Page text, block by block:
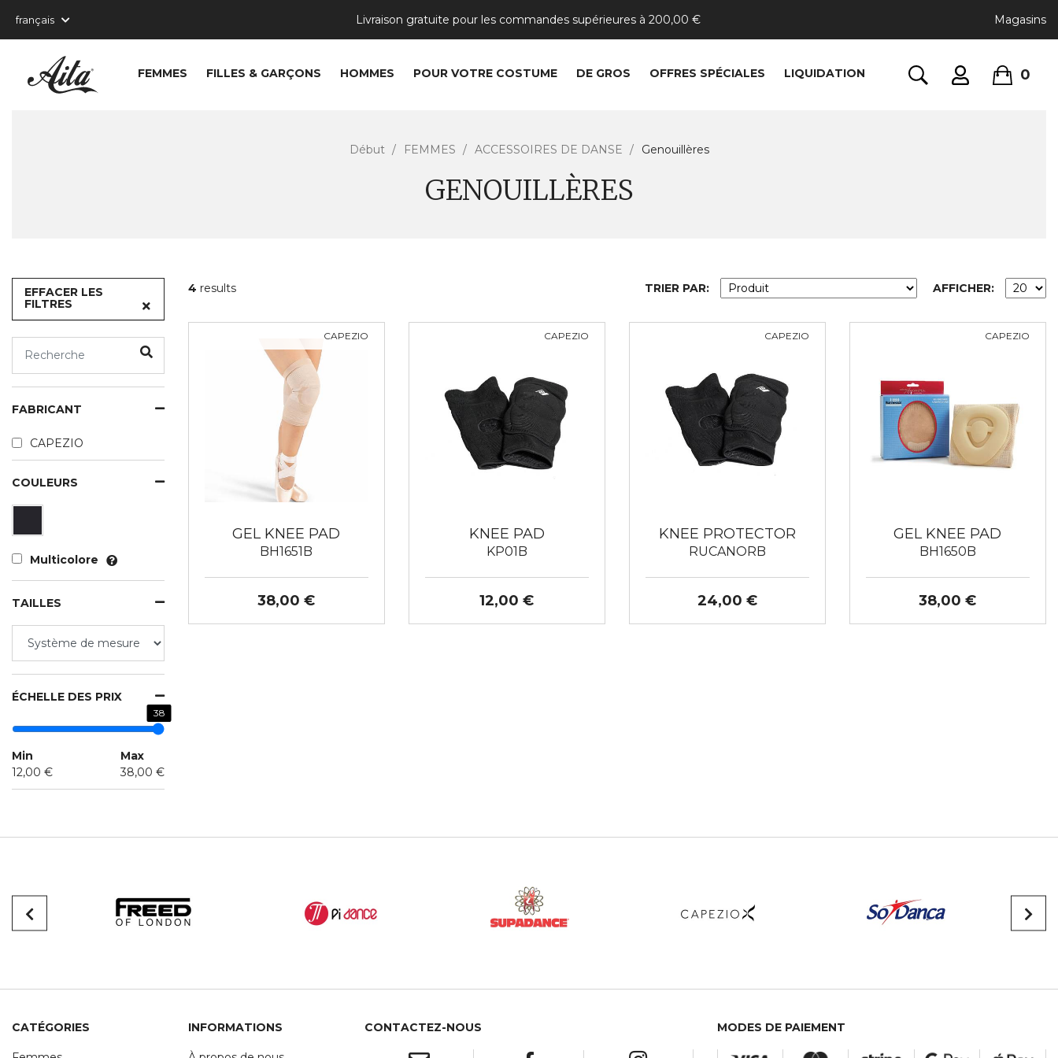
Livraison gratuite pour les commandes supérieures à 200,00 € Magasins
FEMMES FILLES & GARÇONS HOMMES POUR VOTRE COSTUME DE GROS OFFRES SPÉCIALES LIQUIDATION 0
Début FEMMES ACCESSOIRES DE DANSE Genouillères
GENOUILLÈRES
EFFACER LES
FILTRES
FABRICANT
CAPEZIO
COULEURS
Multicolore
TAILLES
ÉCHELLE DES PRIX
38
Min
12,00 €
Max
38,00 €
4 results TRIER PAR: AFFICHER:
CAPEZIO
GEL KNEE PAD
BH1651B
38,00 €
CAPEZIO
KNEE PAD
KP01B
12,00 €
CAPEZIO
KNEE PROTECTOR
RUCANORB
24,00 €
CAPEZIO
GEL KNEE PAD
BH1650B
38,00 €
CATÉGORIES INFORMATIONS CONTACTEZ-NOUS MODES DE PAIEMENT